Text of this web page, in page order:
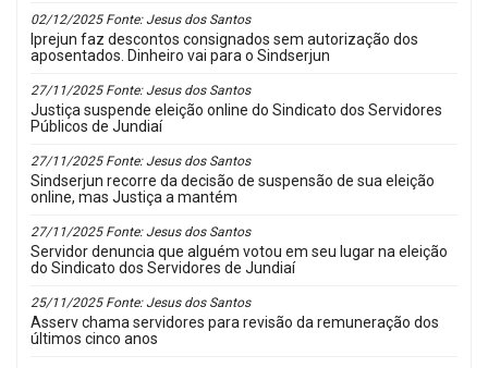
02/12/2025 Fonte: Jesus dos Santos
Iprejun faz descontos consignados sem autorização dos
aposentados. Dinheiro vai para o Sindserjun
27/11/2025 Fonte: Jesus dos Santos
Justiça suspende eleição online do Sindicato dos Servidores
Públicos de Jundiaí
27/11/2025 Fonte: Jesus dos Santos
Sindserjun recorre da decisão de suspensão de sua eleição
online, mas Justiça a mantém
27/11/2025 Fonte: Jesus dos Santos
Servidor denuncia que alguém votou em seu lugar na eleição
do Sindicato dos Servidores de Jundiaí
25/11/2025 Fonte: Jesus dos Santos
Asserv chama servidores para revisão da remuneração dos
últimos cinco anos